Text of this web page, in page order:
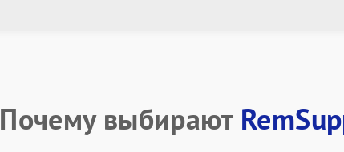
Почему выбирают